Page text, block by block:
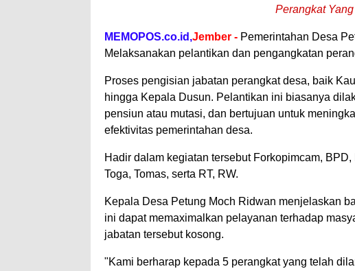
Perangkat
MEMOPOS.co.id,Jember - Pemerintahan Desa
Melaksanakan pelantikan dan pengangkatan
Proses pengisian jabatan perangkat desa, baik
hingga Kepala Dusun. Pelantikan ini biasanya
pensiun atau mutasi, dan bertujuan untuk
efektivitas pemerintahan desa.
Hadir dalam kegiatan tersebut Forkopimcam,
Toga, Tomas, serta RT, RW.
Kepala Desa Petung Moch Ridwan menjelaskan
ini dapat memaximalkan pelayanan terhadap
jabatan tersebut kosong.
"Kami berharap kepada 5 perangkat yang telah